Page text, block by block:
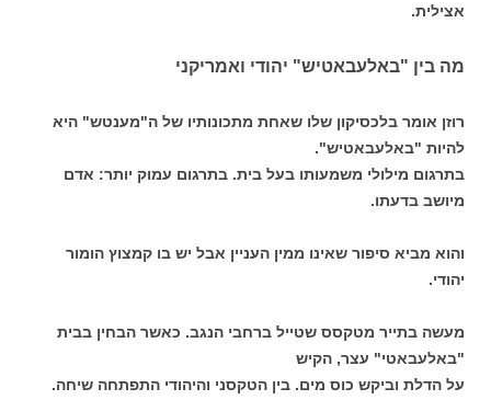
אצילית.
מה בין "באלעבאטיש" יהודי ואמריקני
רוזן אומר בלכסיקון שלו שאחת מתכונותיו של ה"מענטש" היא
להיות "באלעבאטיש".
בתרגום מילולי משמעותו בעל בית. בתרגום עמוק יותר: אדם
מיושב בדעתו.
והוא מביא סיפור שאינו ממין העניין אבל יש בו קמצוץ הומור
יהודי.
מעשה בתייר מטקסס שטייל ברחבי הנגב. כאשר הבחין בבית
"באלעבאטי" עצר, הקיש
על הדלת וביקש כוס מים. בין הטקסני והיהודי התפתחה שיחה.